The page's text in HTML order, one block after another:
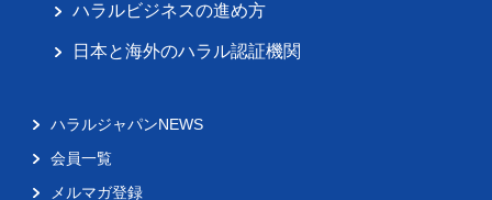
ハラルビジネスの進め方
日本と海外のハラル認証機関
ハラルジャパンNEWS
会員一覧
メルマガ登録